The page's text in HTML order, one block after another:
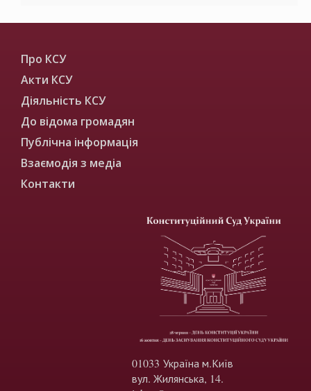
Про КСУ
Акти КСУ
Діяльність КСУ
До відома громадян
Публічна інформація
Взаємодія з медіа
Контакти
01033 Україна м.Київ
вул. Жилянська, 14.